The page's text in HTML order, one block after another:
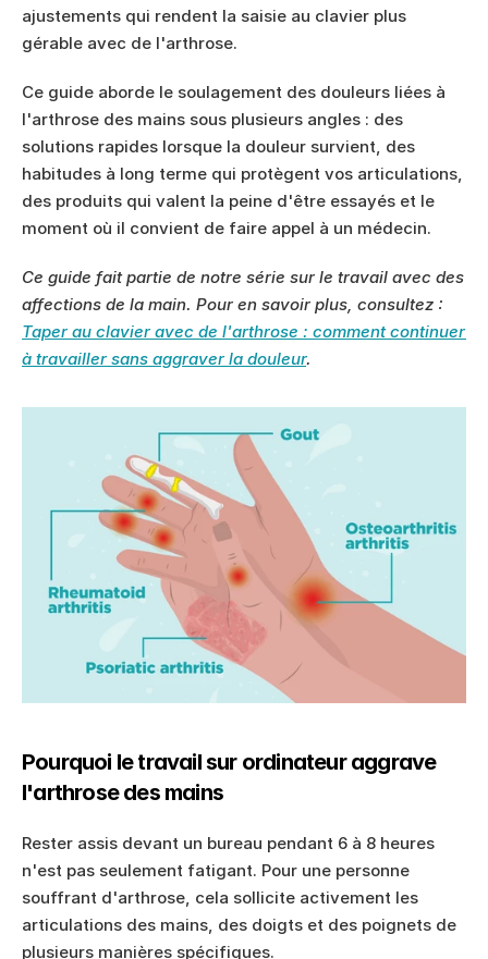
ajustements qui rendent la saisie au clavier plus
gérable avec de l'arthrose.
Ce guide aborde le soulagement des douleurs liées à
l'arthrose des mains sous plusieurs angles : des
solutions rapides lorsque la douleur survient, des
habitudes à long terme qui protègent vos articulations,
des produits qui valent la peine d'être essayés et le
moment où il convient de faire appel à un médecin.
Ce guide fait partie de notre série sur le travail avec des
Taper au clavier avec de l'arthrose : comment continuer
à travailler sans aggraver la douleur.
Pourquoi le travail sur ordinateur aggrave
l'arthrose des mains
Rester assis devant un bureau pendant 6 à 8 heures
n'est pas seulement fatigant. Pour une personne
souffrant d'arthrose, cela sollicite activement les
articulations des mains, des doigts et des poignets de
plusieurs manières spécifiques.